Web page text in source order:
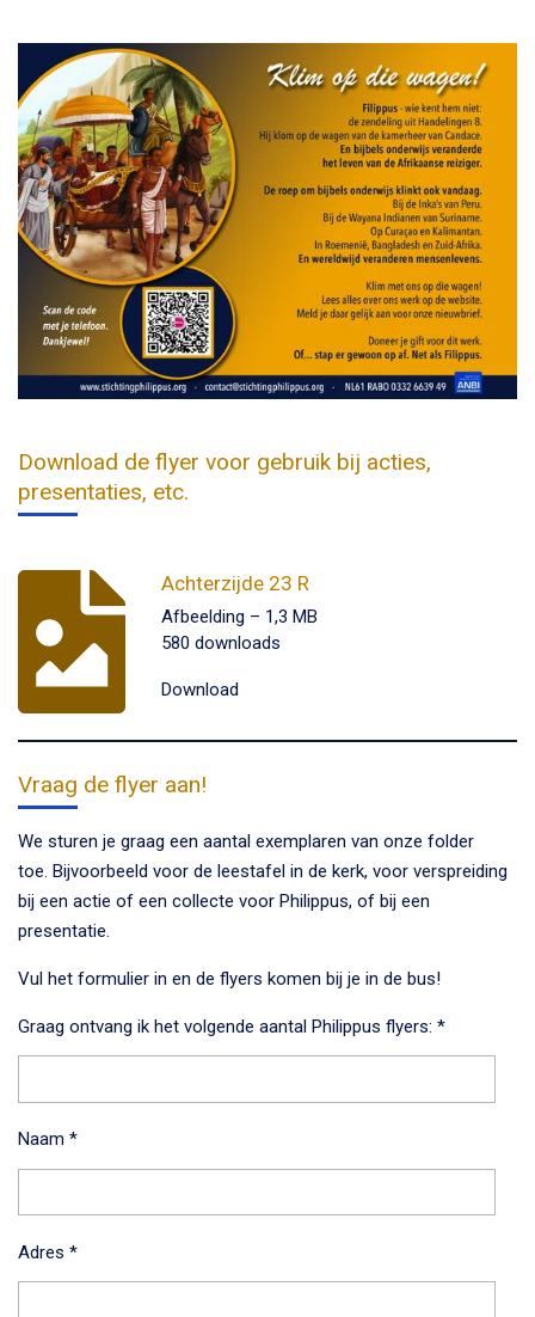
Download de flyer voor gebruik bij acties,
presentaties, etc.
Achterzijde 23 R
Afbeelding – 1,3 MB
580 downloads
Download
Vraag de flyer aan!
We sturen je graag een aantal exemplaren van onze folder
toe. Bijvoorbeeld voor de leestafel in de kerk, voor verspreiding
bij een actie of een collecte voor Philippus, of bij een
presentatie.
Vul het formulier in en de flyers komen bij je in de bus!
Graag ontvang ik het volgende aantal Philippus flyers: *
Naam *
Adres *